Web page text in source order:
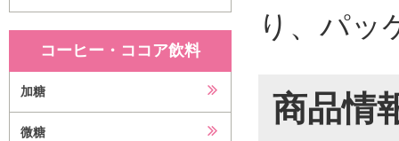
コーヒー・ココア飲料
加糖
微糖
り、パッ
商品情